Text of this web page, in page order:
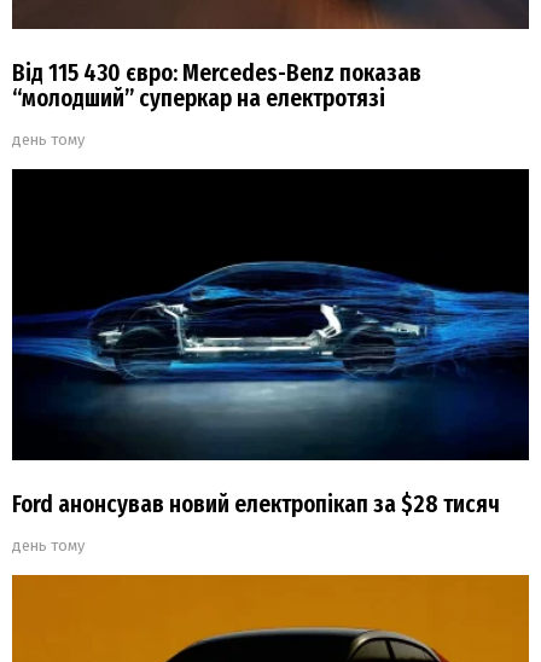
Від 115 430 євро: Mercedes-Benz показав
“молодший” суперкар на електротязі
день тому
Ford анонсував новий електропікап за $28 тисяч
день тому